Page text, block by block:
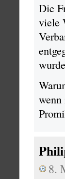
Die
viele
8.